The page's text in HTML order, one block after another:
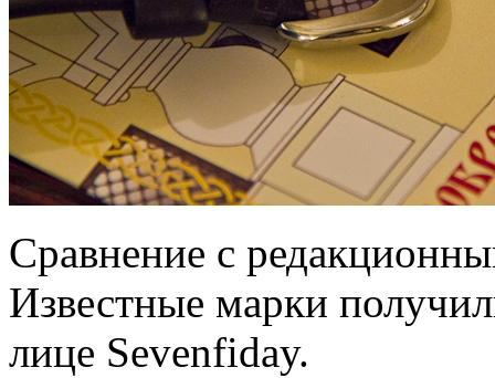
Сравнение с
Известные марки
лице Sevenfiday.